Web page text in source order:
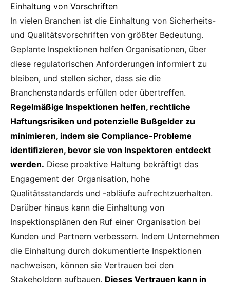
Einhaltung von Vorschriften
In vielen Branchen ist die Einhaltung von Sicherheits-
und Qualitätsvorschriften von größter Bedeutung.
Geplante Inspektionen helfen Organisationen, über
diese regulatorischen Anforderungen informiert zu
bleiben, und stellen sicher, dass sie die
Branchenstandards erfüllen oder übertreffen.
Regelmäßige Inspektionen helfen, rechtliche
Haftungsrisiken und potenzielle Bußgelder zu
minimieren, indem sie Compliance-Probleme
identifizieren, bevor sie von Inspektoren entdeckt
werden. Diese proaktive Haltung bekräftigt das
Engagement der Organisation, hohe
Qualitätsstandards und -abläufe aufrechtzuerhalten.
Darüber hinaus kann die Einhaltung von
Inspektionsplänen den Ruf einer Organisation bei
Kunden und Partnern verbessern. Indem Unternehmen
die Einhaltung durch dokumentierte Inspektionen
nachweisen, können sie Vertrauen bei den
Stakeholdern aufbauen. Dieses Vertrauen kann in